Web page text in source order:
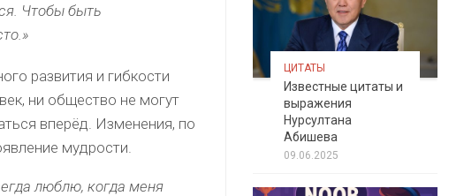
Чтобы быть
развития и гибкости
ни общество не могут
вперёд. Изменения, по
мудрости.
люблю, когда меня
ЦИТАТЫ
Известные цитаты и
выражения
Нурсултана
Абишева
09.06.2025